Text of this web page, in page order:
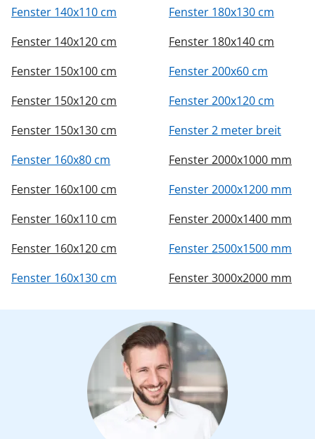
Fenster 140x110 cm
Fenster 140x120 cm
Fenster 150x100 cm
Fenster 150x120 cm
Fenster 150x130 cm
Fenster 160x80 cm
Fenster 160x100 cm
Fenster 160x110 cm
Fenster 160x120 cm
Fenster 160x130 cm
Fenster 180x130 cm
Fenster 180x140 cm
Fenster 200x60 cm
Fenster 200x120 cm
Fenster 2 meter breit
Fenster 2000x1000 mm
Fenster 2000x1200 mm
Fenster 2000x1400 mm
Fenster 2500x1500 mm
Fenster 3000x2000 mm